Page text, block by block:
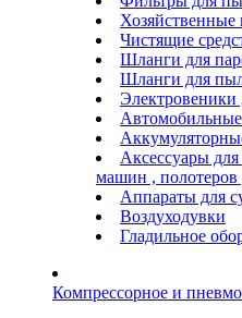
Чистящие
Шланги для
Шланги для
Электровеники
Аксессуары
машин , полотеров
Аппараты для
Воздуходувки
Гладильное
Компрессорное и